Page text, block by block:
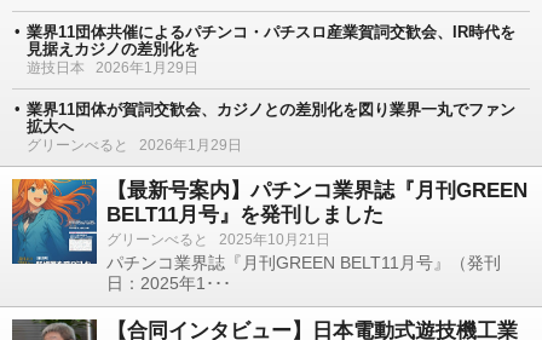
業界11団体共催によるパチンコ・パチスロ産業賀詞交歓会、IR時代を
見据えカジノの差別化を
遊技日本 2026年1月29日
業界11団体が賀詞交歓会、カジノとの差別化を図り業界一丸でファン
拡大へ
グリーンべると 2026年1月29日
【最新号案内】パチンコ業界誌『月刊GREEN
BELT11月号』を発刊しました
グリーンべると 2025年10月21日
パチンコ業界誌『月刊GREEN BELT11月号』（発刊
日：2025年1･･･
【合同インタビュー】日本電動式遊技機工業